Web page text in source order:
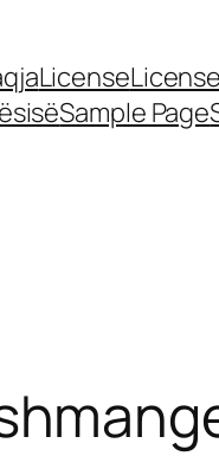
LicenseLicense
Sample Page